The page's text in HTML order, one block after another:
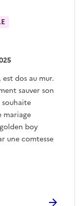
dos au mur.
sauver son
mariage
boy
une comtesse